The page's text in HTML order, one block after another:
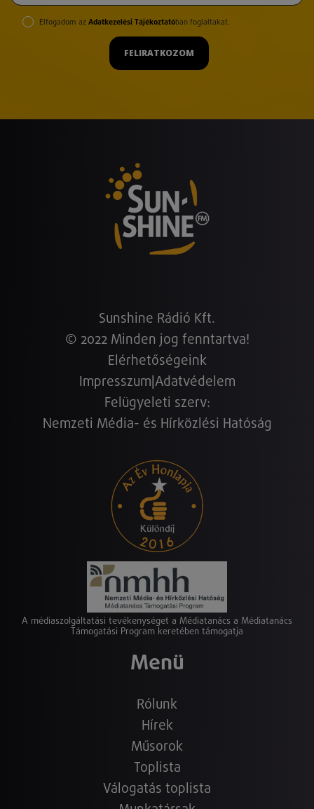
Elfogadom az Adatkezelési Tájékoztatóban foglaltakat.
FELIRATKOZOM
Sunshine Rádió Kft.
© 2022 Minden jog fenntartva!
Elérhetőségeink
Impresszum Adatvédelem
Felügyeleti szerv:
Nemzeti Média- és Hírközlési Hatóság
A médiaszolgáltatási tevékenységet a Médiatanács a Médiatanács
Támogatási Program keretében támogatja
Menü
Rólunk
Hírek
Műsorok
Toplista
Válogatás toplista